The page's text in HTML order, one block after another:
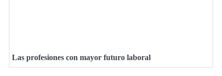
Las profesiones con mayor futuro laboral